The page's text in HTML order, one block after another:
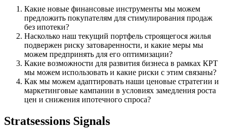
Какие новые финансовые инструменты мы можем
предложить покупателям для стимулирования продаж
без ипотеки?
Насколько наш текущий портфель строящегося жилья
подвержен риску затоваренности, и какие меры мы
можем предпринять для его оптимизации?
Какие возможности для развития бизнеса в рамках КРТ
мы можем использовать и какие риски с этим связаны?
Как мы можем адаптировать наши ценовые стратегии и
маркетинговые кампании в условиях замедления роста
цен и снижения ипотечного спроса?
Stratsessions Signals